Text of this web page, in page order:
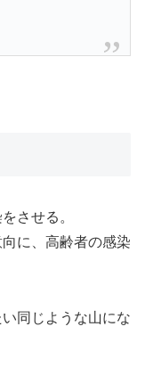
させる。
に、高齢者の感染
同じような山にな